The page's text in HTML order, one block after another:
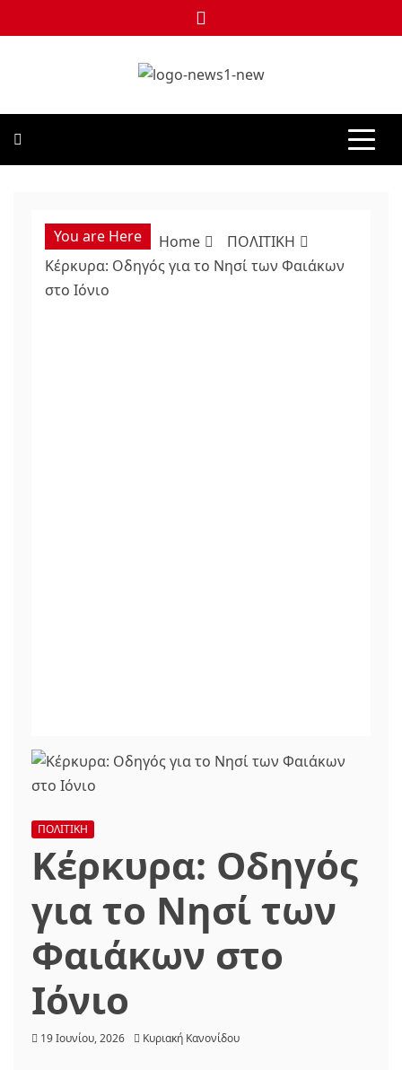
to
You are Here Home
ΠΟΛΙΤΙΚΗ
Κέρκυρα: Οδηγός για το Νησί των Φαιάκων
στο Ιόνιο
ΠΟΛΙΤΙΚΗ
Κέρκυρα: Οδηγός
για το Νησί των
Φαιάκων στο
Ιόνιο
19 Ιουνίου, 2026 Κυριακή Κανονίδου